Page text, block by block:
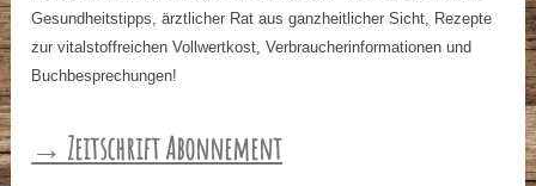
Gesundheitstipps, ärztlicher Rat aus ganzheitlicher Sicht, Rezepte
zur vitalstoffreichen Vollwertkost, Verbraucherinformationen und
Buchbesprechungen!
→ Zeitschrift Abonnement